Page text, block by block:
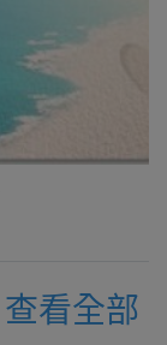
查看全部